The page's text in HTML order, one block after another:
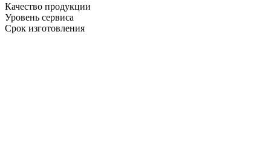
Качество продукции
Уровень сервиса
Срок изготовления